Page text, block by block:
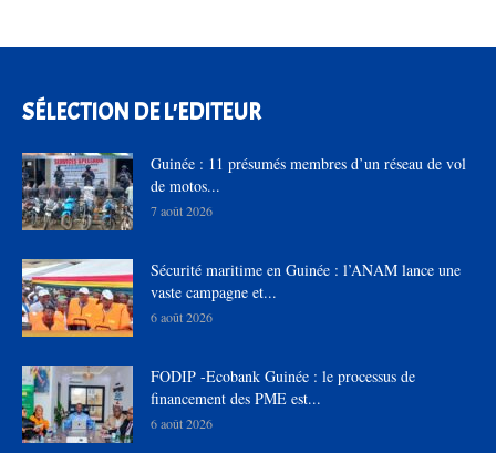
SÉLECTION DE L'EDITEUR
Guinée : 11 présumés membres d’un réseau de vol
de motos...
7 août 2026
Sécurité maritime en Guinée : l’ANAM lance une
vaste campagne et...
6 août 2026
FODIP -Ecobank Guinée : le processus de
financement des PME est...
6 août 2026